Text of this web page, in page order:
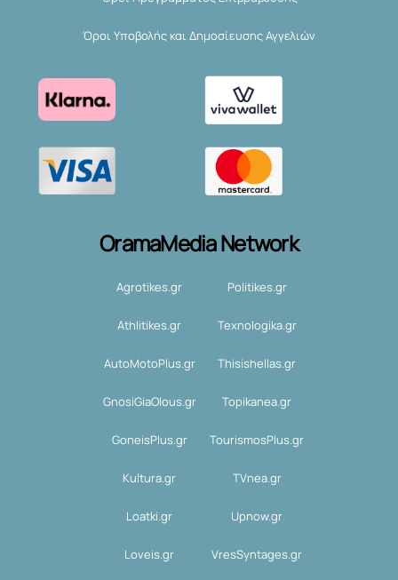
Όροι Υποβολής και Δημοσίευσης Αγγελιών
OramaMedia Network
Agrotikes.gr Politikes.gr
Athlitikes.gr Texnologika.gr
AutoMotoPlus.gr Thisishellas.gr
GnosiGiaOlous.gr Topikanea.gr
GoneisPlus.gr TourismosPlus.gr
Kultura.gr TVnea.gr
Loatki.gr Upnow.gr
Loveis.gr VresSyntages.gr